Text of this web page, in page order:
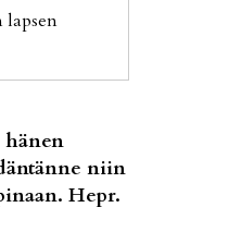
lap­sen
hänen
niin
Hepr.